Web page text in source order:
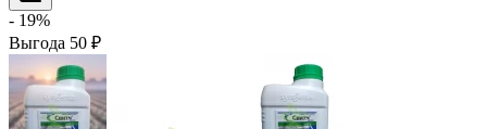
- 19%
Выгода 50 ₽